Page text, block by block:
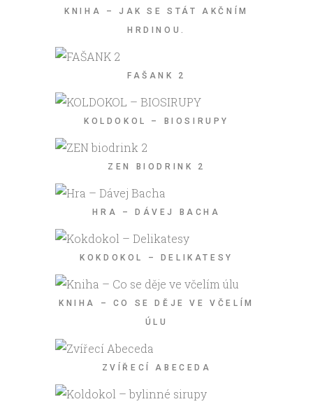
KNIHA – JAK SE STÁT AKČNÍM
HRDINOU.
FAŠANK 2
KOLDOKOL – BIOSIRUPY
ZEN BIODRINK 2
HRA – DÁVEJ BACHA
KOKDOKOL – DELIKATESY
KNIHA – CO SE DĚJE VE VČELÍM
ÚLU
ZVÍŘECÍ ABECEDA